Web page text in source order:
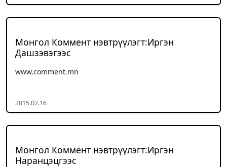
Монгол Коммент нэвтрүүлэгт:Иргэн
Дашзэвэгээс
www.comment.mn
2015.02.16
Монгол Коммент нэвтрүүлэгт:Иргэн
Наранцэцгээс